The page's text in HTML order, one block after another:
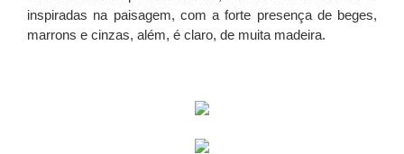
inspiradas na paisagem, com a forte presença de beges,
marrons e cinzas, além, é claro, de muita madeira.